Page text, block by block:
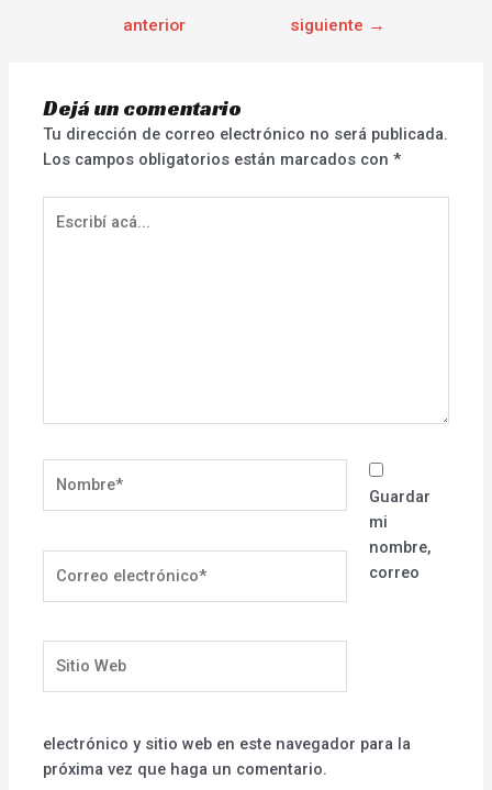
anterior
siguiente →
Dejá un comentario
Tu dirección de correo electrónico no será publicada.
Los campos obligatorios están marcados con*
acá...
electrónico*
Web
Guardar
mi
nombre,
correo
electrónico y sitio web en este navegador para la
próxima vez que haga un comentario.